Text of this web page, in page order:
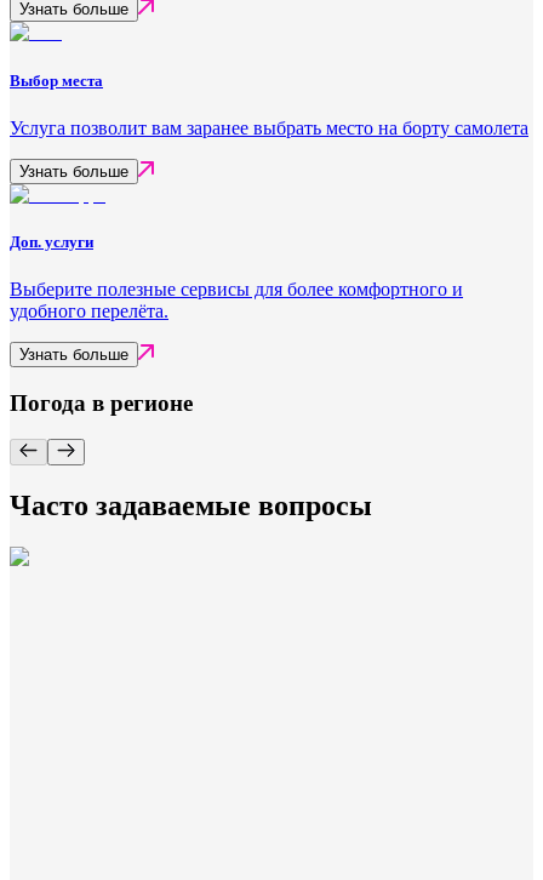
Узнать больше
Выбор места
Услуга позволит вам заранее выбрать место на борту самолета
Узнать больше
Доп. услуги
Выберите полезные сервисы для более комфортного и
удобного перелёта.
Узнать больше
Погода в регионе
Часто задаваемые вопросы